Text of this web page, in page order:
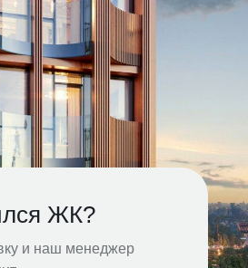
и наш менеджер
ЖК?